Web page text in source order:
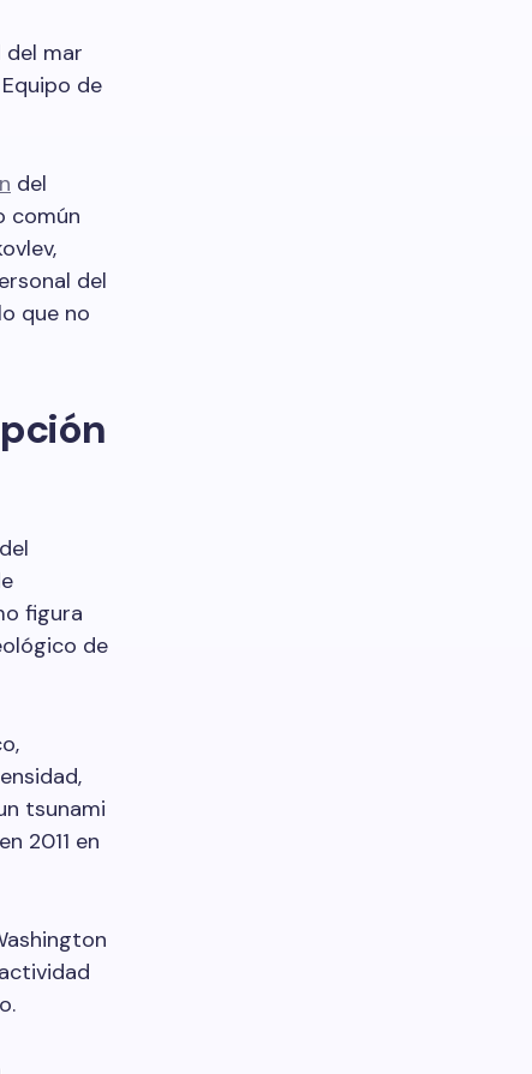
del mar
de
del
común
del
que no
figura
de
tsunami
2011 en